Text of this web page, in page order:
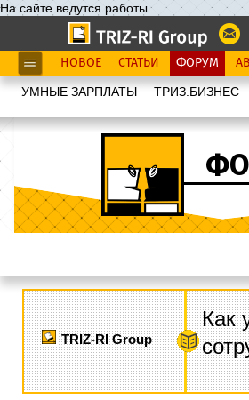
На сайте ведутся работы
НОВОЕ СТАТЬИ ФОРУМ
УМНЫЕ ЗАРПЛАТЫ ТРИЗ.БИЗНЕС
TRIZ-RI Group
Как